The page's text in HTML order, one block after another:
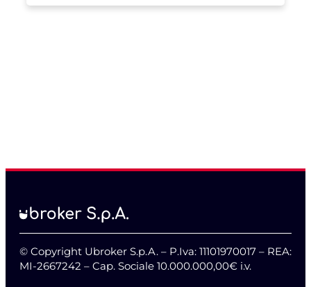
© Copyright Ubroker S.p.A. – P.Iva: 11101970017 – REA:
MI-2667242 – Cap. Sociale 10.000.000,00€ i.v.